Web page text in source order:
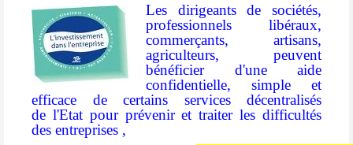
Les dirigeants de sociétés,
professionnels libéraux,
commerçants, artisans,
agriculteurs, peuvent
bénéficier d'une aide
confidentielle, simple et
efficace de certains services décentralisés
de l'Etat pour prévenir et traiter les difficultés
des entreprises ,